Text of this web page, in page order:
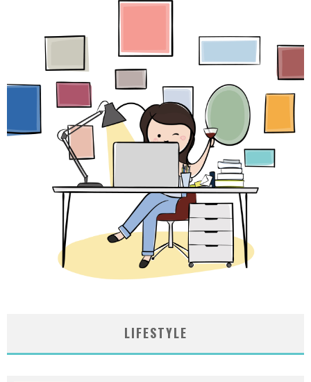
LIFESTYLE